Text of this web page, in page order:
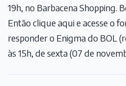
19h, no Barbacena Shopping.
Então clique aqui e acesse o
responder o Enigma do BOL
às 15h, de sexta (07 de